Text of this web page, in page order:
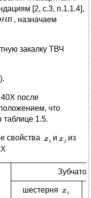
[2, с.3, п.1.1.4],
, назначаем
закалку ТВЧ
40Х после
что
таблице 1.5.
свойства и
из
шестерня